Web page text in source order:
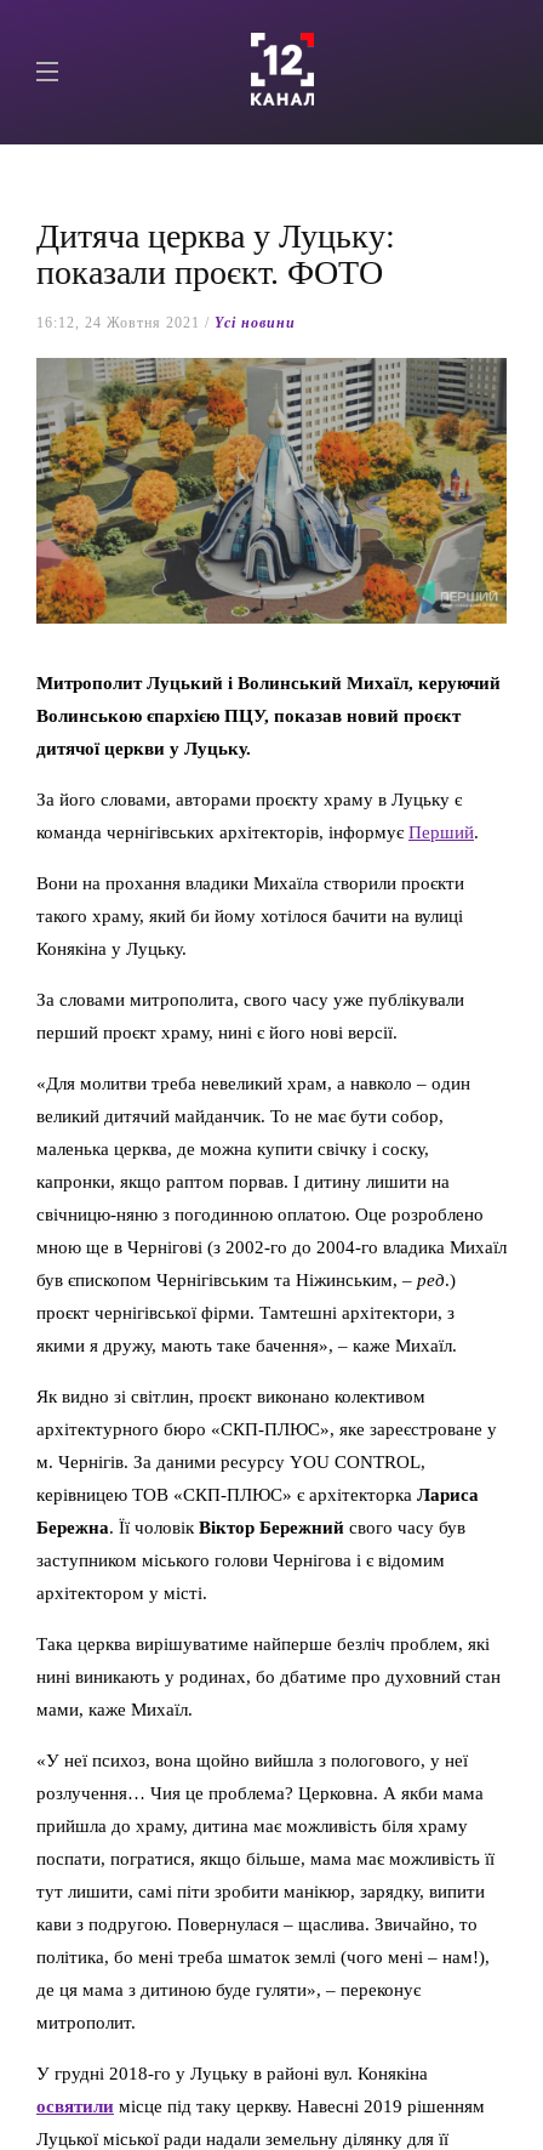
Дитяча церква у Луцьку:
показали проєкт. ФОТО
16:12, 24 Жовтня 2021 / Yсі новини
Митрополит Луцький і Волинський Михаїл, керуючий
Волинською єпархією ПЦУ, показав новий проєкт
дитячої церкви у Луцьку.
За його словами, авторами проєкту храму в Луцьку є
команда чернігівських архітекторів, інформує Перший.
Вони на прохання владики Михаїла створили проєкти
такого храму, який би йому хотілося бачити на вулиці
Конякіна у Луцьку.
За словами митрополита, свого часу уже публікували
перший проєкт храму, нині є його нові версії.
«Для молитви треба невеликий храм, а навколо – один
великий дитячий майданчик. То не має бути собор,
маленька церква, де можна купити свічку і соску,
капронки, якщо раптом порвав. І дитину лишити на
свічницю-няню з погодинною оплатою. Оце розроблено
мною ще в Чернігові (з 2002-го до 2004-го владика Михаїл
був єпископом Чернігівським та Ніжинським, – ред.)
проєкт чернігівської фірми. Тамтешні архітектори, з
якими я дружу, мають таке бачення», – каже Михаїл.
Як видно зі світлин, проєкт виконано колективом
архітектурного бюро «СКП-ПЛЮС», яке зареєстроване у
м. Чернігів. За даними ресурсу YOU CONTROL,
керівницею ТОВ «СКП-ПЛЮС» є архітекторка Лариса
Бережна. Її чоловік Віктор Бережний свого часу був
заступником міського голови Чернігова і є відомим
архітектором у місті.
Така церква вирішуватиме найперше безліч проблем, які
нині виникають у родинах, бо дбатиме про духовний стан
мами, каже Михаїл.
«У неї психоз, вона щойно вийшла з пологового, у неї
розлучення… Чия це проблема? Церковна. А якби мама
прийшла до храму, дитина має можливість біля храму
поспати, погратися, якщо більше, мама має можливість її
тут лишити, самі піти зробити манікюр, зарядку, випити
кави з подругою. Повернулася – щаслива. Звичайно, то
політика, бо мені треба шматок землі (чого мені – нам!),
де ця мама з дитиною буде гуляти», – переконує
митрополит.
У грудні 2018-го у Луцьку в районі вул. Конякіна
освятили місце під таку церкву. Навесні 2019 рішенням
Луцької міської ради надали земельну ділянку для її